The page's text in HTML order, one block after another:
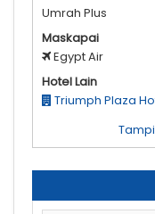
Umrah Plus
Maskapai
Egypt Air
Hotel Lain
Triumph Plaza